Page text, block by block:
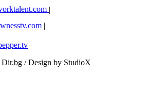
|
wnesstv.com |
/ Design by StudioX